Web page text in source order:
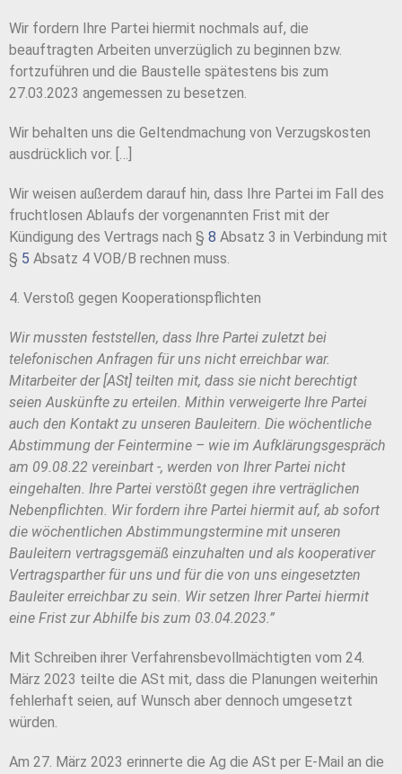
Wir fordern Ihre Partei hiermit nochmals auf, die
beauftragten Arbeiten unverzüglich zu beginnen bzw.
fortzuführen und die Baustelle spätestens bis zum
27.03.2023 angemessen zu besetzen.
Wir behalten uns die Geltendmachung von Verzugskosten
ausdrücklich vor. […]
Wir weisen außerdem darauf hin, dass Ihre Partei im Fall des
fruchtlosen Ablaufs der vorgenannten Frist mit der
Kündigung des Vertrags nach § 8 Absatz 3 in Verbindung mit
§ 5 Absatz 4 VOB/B rechnen muss.
4. Verstoß gegen Kooperationspflichten
Wir mussten feststellen, dass Ihre Partei zuletzt bei
telefonischen Anfragen für uns nicht erreichbar war.
Mitarbeiter der [ASt] teilten mit, dass sie nicht berechtigt
seien Auskünfte zu erteilen. Mithin verweigerte Ihre Partei
auch den Kontakt zu unseren Bauleitern. Die wöchentliche
Abstimmung der Feintermine – wie im Aufklärungsgespräch
am 09.08.22 vereinbart -, werden von Ihrer Partei nicht
eingehalten. Ihre Partei verstößt gegen ihre verträglichen
Nebenpflichten. Wir fordern ihre Partei hiermit auf, ab sofort
die wöchentlichen Abstimmungstermine mit unseren
Bauleitern vertragsgemäß einzuhalten und als kooperativer
Vertragsparther für uns und für die von uns eingesetzten
Bauleiter erreichbar zu sein. Wir setzen Ihrer Partei hiermit
eine Frist zur Abhilfe bis zum 03.04.2023.”
Mit Schreiben ihrer Verfahrensbevollmächtigten vom 24.
März 2023 teilte die ASt mit, dass die Planungen weiterhin
fehlerhaft seien, auf Wunsch aber dennoch umgesetzt
würden.
Am 27. März 2023 erinnerte die Ag die ASt per E-Mail an die